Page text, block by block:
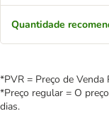
Quantidade
*PVR = Preço de
*Preço regular = O
dias.